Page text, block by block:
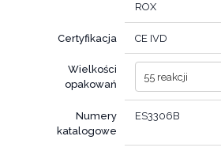
ROX
Certyfikacja CE IVD
Wielkości
opakowań
55 reakcji
Numery
katalogowe
ES3306B